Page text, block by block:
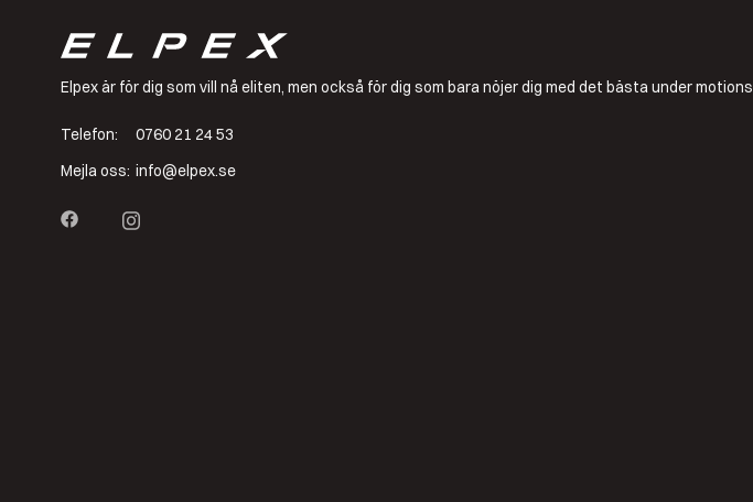
Elpex är för dig som vill nå eliten, men också för dig som bara nöjer dig med det bästa under
Telefon: 0760 21 24 53
Mejla oss: info@elpex.se